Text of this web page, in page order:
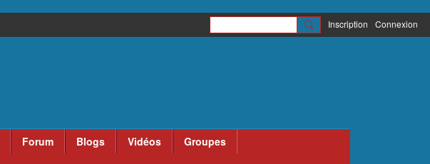
Inscription Connexion
Forum Blogs Vidéos
Groupes